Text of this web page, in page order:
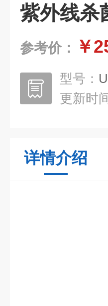
紫外线杀
参考价： ￥
型号：
更新时
详情介绍